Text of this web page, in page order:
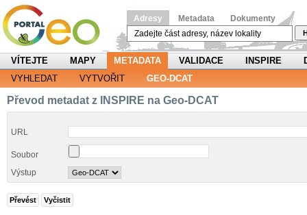
Adresy Metadata Dokumenty
VÍTEJTE MAPY METADATA VALIDACE INSPIRE
VYHLEDAT
VYTVOŘIT GEO-DCAT
Převod metadat z INSPIRE na Geo-DCAT
URL
Soubor
Výstup